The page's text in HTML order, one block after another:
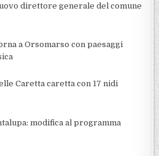
direttore generale del comune
a Orsomarso con paesaggi
Caretta caretta con 17 nidi
modifica al programma